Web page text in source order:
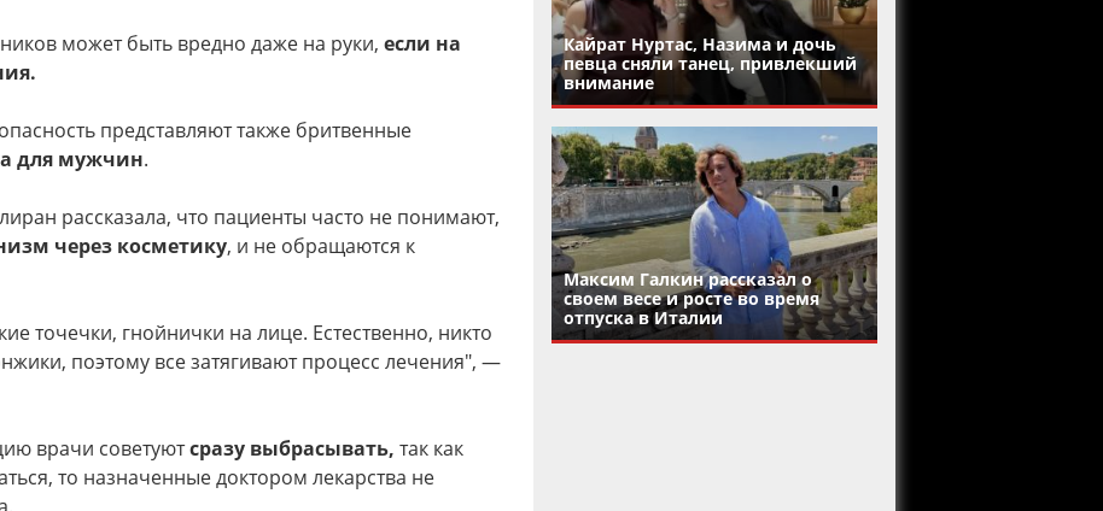
может быть вредно даже на руки, если на
представляют также бритвенные
для мужчин.
рассказала, что пациенты часто не понимают,
через косметику, и не обращаются к
точечки, гнойнички на лице. Естественно, никто
поэтому все затягивают процесс лечения", —
врачи советуютсразу выбрасывать, так как
то назначенные доктором лекарства не
Кайрат Нуртас, Назима и дочь
певца сняли танец, привлекший
внимание
Максим Галкин рассказал о
своем весе и росте во время
отпуска в Италии